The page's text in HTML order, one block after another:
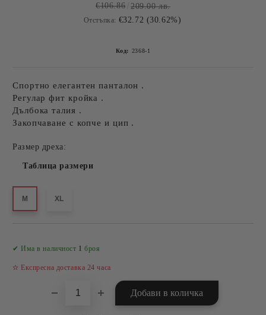
€106.86 209.00 лв.
Отстъпка: €32.72 (30.62%)
Код: 2368-1
Спортно елегантен панталон .
Регулар фит кройка .
Дълбока талия .
Закопчаване с копче и цип .
Размер дреха:
Таблица размери
M XL
✔ Има в наличност 1 броя
✫ Експресна доставка 24 часа